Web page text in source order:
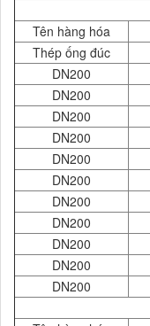
Tên hàng hóa
Thép ống đúc
DN200
DN200
DN200
DN200
DN200
DN200
DN200
DN200
DN200
DN200
DN200